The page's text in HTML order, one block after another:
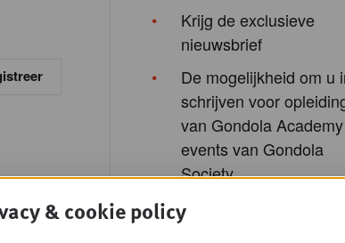
Krijg de exclusieve
nieuwsbrief
De mogelijkheid om u
schrijven voor
van Gondola
events van Gondola
Society
& cookie policy